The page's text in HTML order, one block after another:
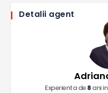
Detalii agent
Experienta de8ani